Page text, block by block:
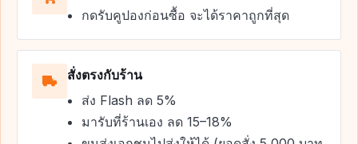
กดรับคูปองก่อนซื้อ จะได้ราคาถูกที่สุด
สั่งตรงกับร้าน
ส่ง Flash ลด 5%
มารับที่ร้านเอง ลด 15–18%